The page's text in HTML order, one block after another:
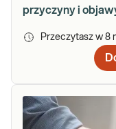
przyczyny i
Przeczytasz w 8